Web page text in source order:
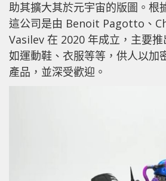
助其擴大其於元宇宙的版圖。根
這公司是由 Benoit Pagotto、
Vasilev 在 2020 年成立，主要推
如運動鞋、衣服等等，供人以加
產品，並深受歡迎。